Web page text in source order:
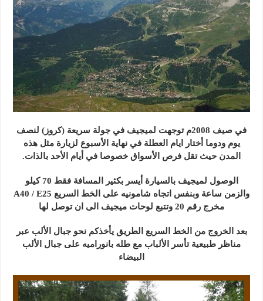
في صيف 2008م توجهت لميجيف في جولة سريعة (كروز) لنصف
يوم ودوما أختار ايام العطلة في نهاية الأسبوع لزيارة مثل هذه
المدن حيث تقل فرص الأسواق خصوصا في أيام الأحد بالذات.
الوصول لميجيف بالسيارة أيسر بكثير المسافة فقط 70 كيلو
والزمن ساعة وبنفس اتجاه شامونيه على الخط السريع A40 / E25
مخرج رقم 20 وتتبع لوحات ميجيف الى ان توصل لها
بعد الخروج من الخط السريع الطريق يأخذكم نحو جبال الألب عبر
مناظر طبيعية تأسر الألباب مع طله بانوراميه على جبال الألب
البيضاء